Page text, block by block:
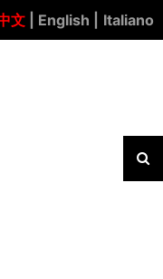
文 | English | Italiano